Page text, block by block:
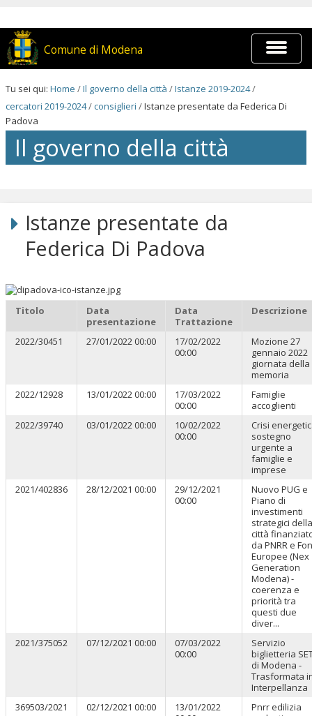
contenuti.
Salta
alla
Comune di Modena
Espandi
barra
di
Tu sei qui: Home /Il governo della città /Istanze 2019-2024/
cercatori 2019-2024/consiglieri /Istanze presentate da Federica Di
Padova
Il governo della città
Salta
navigazione
Istanze presentate da
Federica Di Padova
Titolo
Data
presentazione
Data
Trattazione
Descrizione
2022/30451 27/01/2022 00:00
17/02/2022
00:00
Mozione 27
gennaio 2022
giornata della
memoria
2022/12928
13/01/2022 00:00
17/03/2022
00:00
Famiglie
accoglienti
2022/39740
03/01/2022 00:00
10/02/2022
00:00
Crisi
sostegno
urgente a
famiglie e
imprese
2021/402836
28/12/2021 00:00
29/12/2021
00:00
Nuovo PUG e
Piano di
investimenti
strategici della
città
da PNRR e
Europee (Nex
Generation
Modena) -
coerenza e
priorità tra
questi due
diver...
2021/375052
07/12/2021 00:00
07/03/2022
00:00
Servizio
biglietteria
di Modena -
Trasformata
Interpellanza
369503/2021
02/12/2021 00:00
13/01/2022
Pnrr edilizia